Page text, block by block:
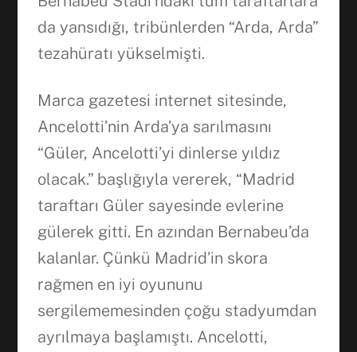
da yansıdığı, tribünlerden “Arda, Arda”
tezahüratı yükselmişti.
Marca gazetesi internet sitesinde,
Ancelotti’nin Arda’ya sarılmasını
“Güler, Ancelotti’yi dinlerse yıldız
olacak.” başlığıyla vererek, “Madrid
taraftarı Güler sayesinde evlerine
gülerek gitti. En azından Bernabeu’da
kalanlar. Çünkü Madrid’in skora
rağmen en iyi oyununu
sergilememesinden çoğu stadyumdan
ayrılmaya başlamıştı. Ancelotti,